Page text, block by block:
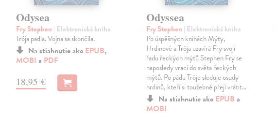
Odysea
Fry Stephen | Elektronická kniha
Trója padla. Vojna sa skončila.
Na stiahnutie ako EPUB,
MOBI a PDF
18,95 €
Odyssea
Fry Stephen | Elektronická kniha
Po úspěšných knihách Mýty,
Hrdinové a Trója uzavírá Fry svoji
řadu řeckých mýtů Stephen Fry se
naposledy vrací do světa řeckých
mýtů. Po pádu Tróje sleduje osudy
hrdinů, kteří si toužebně přejí vrátit…
Na stiahnutie ako EPUB a
MOBI